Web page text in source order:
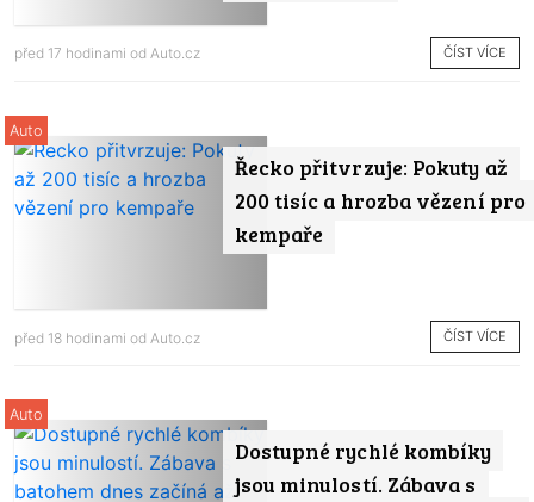
před 17 hodinami od Auto.cz ČÍST VÍCE
Řecko přitvrzuje: Pokuty až
200 tisíc a hrozba vězení pro
kempaře
Auto
před 18 hodinami od Auto.cz ČÍST VÍCE
Dostupné rychlé kombíky
jsou minulostí. Zábava s
Auto